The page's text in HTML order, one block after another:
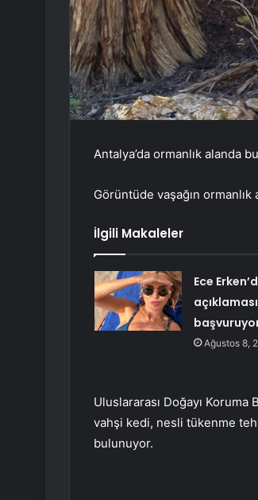
Antalya’da ormanlık alanda
Görüntüde vaşağın
İlgili Makaleler
Ece
Ağustos 8,
Uluslararası Doğayı Koruma
vahşi kedi, nesli tükenme
bulunuyor.